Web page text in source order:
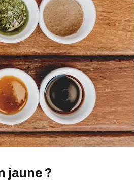
jaune ?